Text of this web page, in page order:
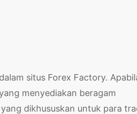
situs Forex Factory.
menyediakan beragam
dikhususkan untuk para